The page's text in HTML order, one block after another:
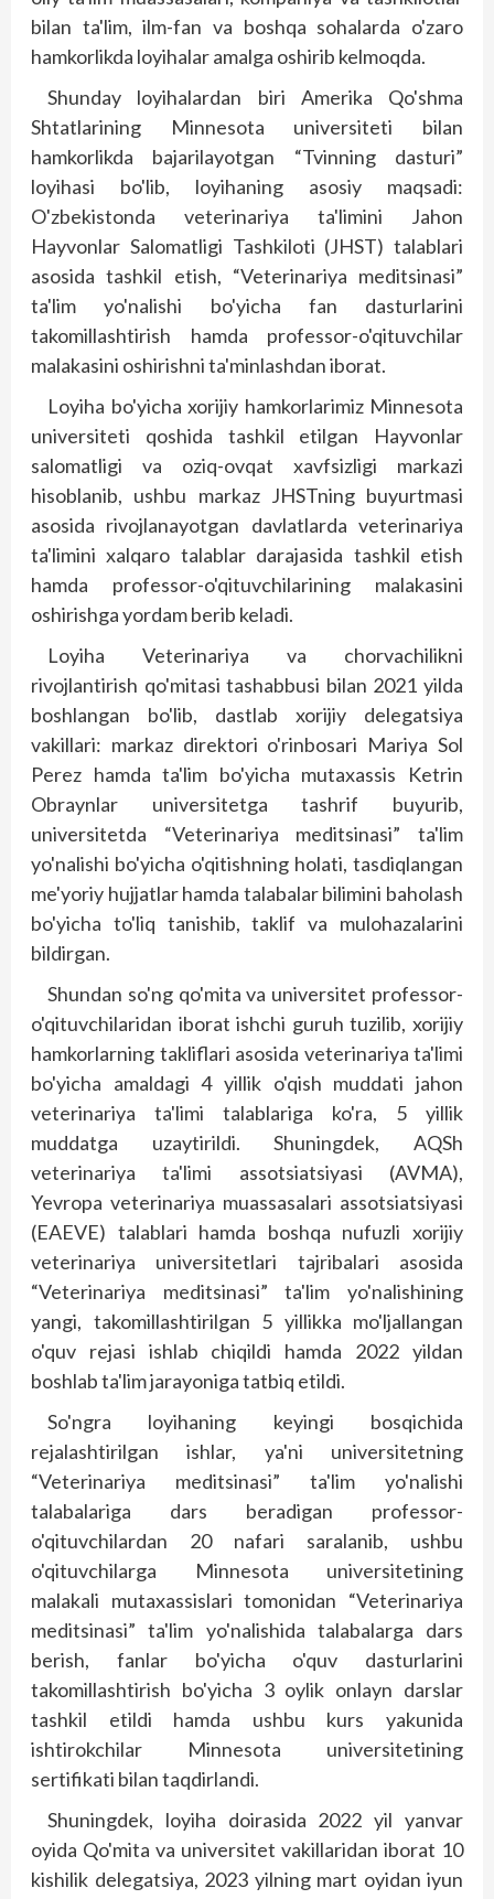
bilan ta'lim, ilm-fan va boshqa sohalarda o'zaro
hamkorlikda loyihalar amalga oshirib kelmoqda.
Shunday loyihalardan biri Amerika Qo'shma
Shtatlarining Minnesota universiteti bilan
hamkorlikda bajarilayotgan “Tvinning dasturi”
loyihasi bo'lib, loyihaning asosiy maqsadi:
O'zbekistonda veterinariya ta'limini Jahon
Hayvonlar Salomatligi Tashkiloti (JHST) talablari
asosida tashkil etish, “Veterinariya meditsinasi”
ta'lim yo'nalishi bo'yicha fan dasturlarini
takomillashtirish hamda professor-o'qituvchilar
malakasini oshirishni ta'minlashdan iborat.
Loyiha bo'yicha xorijiy hamkorlarimiz Minnesota
universiteti qoshida tashkil etilgan Hayvonlar
salomatligi va oziq-ovqat xavfsizligi markazi
hisoblanib, ushbu markaz JHSTning buyurtmasi
asosida rivojlanayotgan davlatlarda veterinariya
ta'limini xalqaro talab­lar darajasida tashkil etish
hamda professor-o'qituvchilarining malakasini
oshirishga yordam berib keladi.
Loyiha Veterinariya va chorvachilikni
rivojlantirish qo'mitasi tashabbusi bilan 2021 yilda
boshlangan bo'lib, dastlab xorijiy delegatsiya
vakillari: markaz direktori o'rinbosari Mariya Sol
Perez hamda ta'lim bo'yicha mutaxassis Ketrin
Obraynlar universitetga tashrif buyurib,
universitetda “Veterinariya meditsinasi” ta'lim
yo'nalishi bo'yicha o'qitishning holati, tasdiqlangan
me'yoriy hujjatlar hamda talabalar bilimini baholash
bo'yicha to'liq tanishib, taklif va mulohazalarini
bildirgan.
Shundan so'ng qo'mita va universitet professor-
o'qituvchilaridan iborat ishchi guruh tuzilib, xorijiy
hamkorlarning takliflari asosida veterinariya ta'limi
bo'yicha amaldagi 4 yillik o'qish muddati jahon
veterinariya ta'limi talablariga ko'ra, 5 yillik
muddatga uzaytirildi. Shuningdek, AQSh
veterinariya ta'limi assotsiatsiya­­si (AVMA),
Yevropa veterinariya muassasalari assotsiatsiyasi
(EAEVE) talablari hamda boshqa nufuzli xorijiy
veterinariya universitetlari taj­ribalari asosida
“Veterinariya meditsinasi” ta'lim yo'nalishining
yangi, takomillashtirilgan 5 yillikka mo'ljallangan
o'quv rejasi ishlab chiqildi hamda 2022 yildan
boshlab ta'lim jarayoniga tatbiq etildi.
So'ngra loyihaning keyingi bosqichida
rejalashtirilgan ishlar, ya'ni universitetning
“Veterinariya meditsinasi” ta'lim yo'nalishi
talabalariga dars beradigan professor-
o'qituvchilardan 20 nafari saralanib, ushbu
o'qituvchilarga Minnesota universitetining
malakali mutaxassislari tomonidan “Veterinariya
meditsinasi” ta'lim yo'nalishida talabalarga dars
berish, fanlar bo'­yicha o'quv dasturlarini
takomillashtirish bo'yicha 3 oylik onlayn darslar
tashkil etildi hamda ushbu kurs yakunida
ishtirokchilar Minnesota universitetining
sertifikati bilan taqdirlandi.
Shuningdek, loyiha doirasida 2022 yil yanvar
oyida Qo'mita va universitet vakillaridan iborat 10
kishilik delegatsiya, 2023 yilning mart oyidan iyun